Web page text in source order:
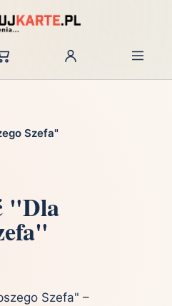
Zaloguj
Szefa"
"Dla
Szefa" –